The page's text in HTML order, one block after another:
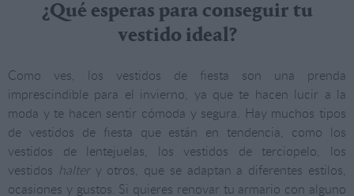
¿Qué esperas para conseguir tu
vestido ideal?
Como ves, los vestidos de fiesta son una prenda
imprescindible para el invierno, ya que te hacen lucir a la
moda y te hacen sentir cómoda y segura. Hay muchos tipos
de vestidos de fiesta que están en tendencia, como los
vestidos de lentejuelas, los vestidos de terciopelo, los
vestidos haltery otros, que se adaptan a diferentes estilos,
ocasiones y gustos. Si quieres renovar tu armario con alguno